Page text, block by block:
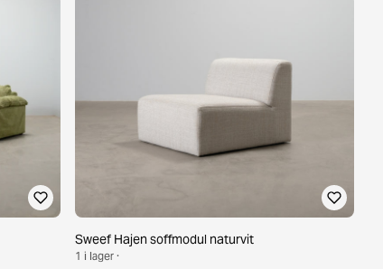
Sweef Hajen soffmodul naturvit
1 i lager ·